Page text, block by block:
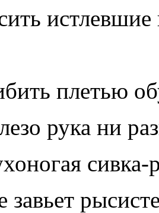
истлевшие
плетью
рука ни
сивка-
завьет